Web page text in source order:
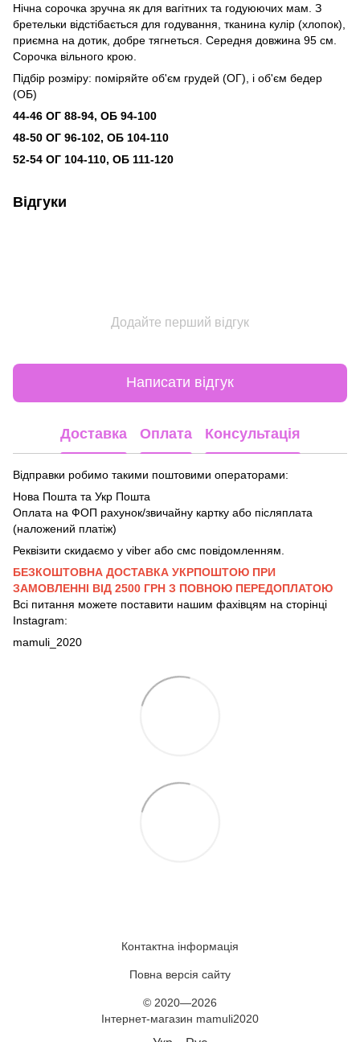
Нічна сорочка зручна як для вагітних та годуюючих мам. З
бретельки відстібається для годування, тканина кулір (хлопок),
приємна на дотик, добре тягнеться. Середня довжина 95 см.
Сорочка вільного крою.
Підбір розміру: поміряйте об'єм грудей (ОГ), і об'єм бедер
(ОБ)
44-46 ОГ 88-94, ОБ 94-100
48-50 ОГ 96-102, ОБ 104-110
52-54 ОГ 104-110, ОБ 111-120
Відгуки
Додайте перший відгук
Написати відгук
Доставка Оплата Консультація
Відправки робимо такими поштовими операторами:
Нова Пошта та Укр Пошта
Оплата на ФОП рахунок/звичайну картку або післяплата
(наложений платіж)
Реквізити скидаємо у viber або смс повідомленням.
БЕЗКОШТОВНА ДОСТАВКА УКРПОШТОЮ ПРИ
ЗАМОВЛЕННІ ВІД 2500 ГРН З ПОВНОЮ ПЕРЕДОПЛАТОЮ
Всі питання можете поставити нашим фахівцям на сторінці
Instagram:
mamuli_2020
Контактна інформація
Повна версія сайту
© 2020—2026
Інтернет-магазин mamuli2020